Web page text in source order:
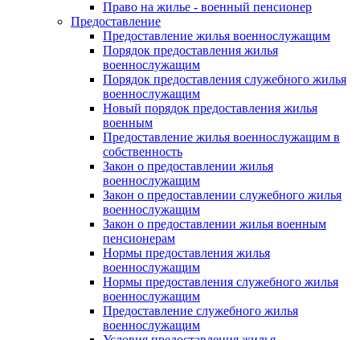
Право на жилье - военный пенсионер
Предоставление
Предоставление жилья военнослужащим
Порядок предоставления жилья
военнослужащим
Порядок предоставления служебного жилья
военнослужащим
Новый порядок предоставления жилья
военным
Предоставление жилья военнослужащим в
собственность
Закон о предоставлении жилья
военнослужащим
Закон о предоставлении служебного жилья
военнослужащим
Закон о предоставлении жилья военным
пенсионерам
Нормы предоставления жилья
военнослужащим
Нормы предоставления служебного жилья
военнослужащим
Предоставление служебного жилья
военнослужащим